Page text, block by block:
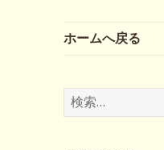
ホームへ戻る
検
索: